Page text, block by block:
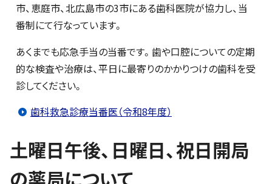
市、恵庭市、北広島市の3市にある歯科医院が協力し、当
番制にて行なっています。
あくまでも応急手当の当番です。歯や口腔についての定期
的な検査や治療は、平日に最寄りのかかりつけの歯科を受
診してください。
歯科救急診療当番医（令和8年度）
土曜日午後、日曜日、祝日開局
の薬局について